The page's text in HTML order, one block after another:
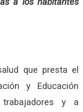
que presta el
y Educación
y a